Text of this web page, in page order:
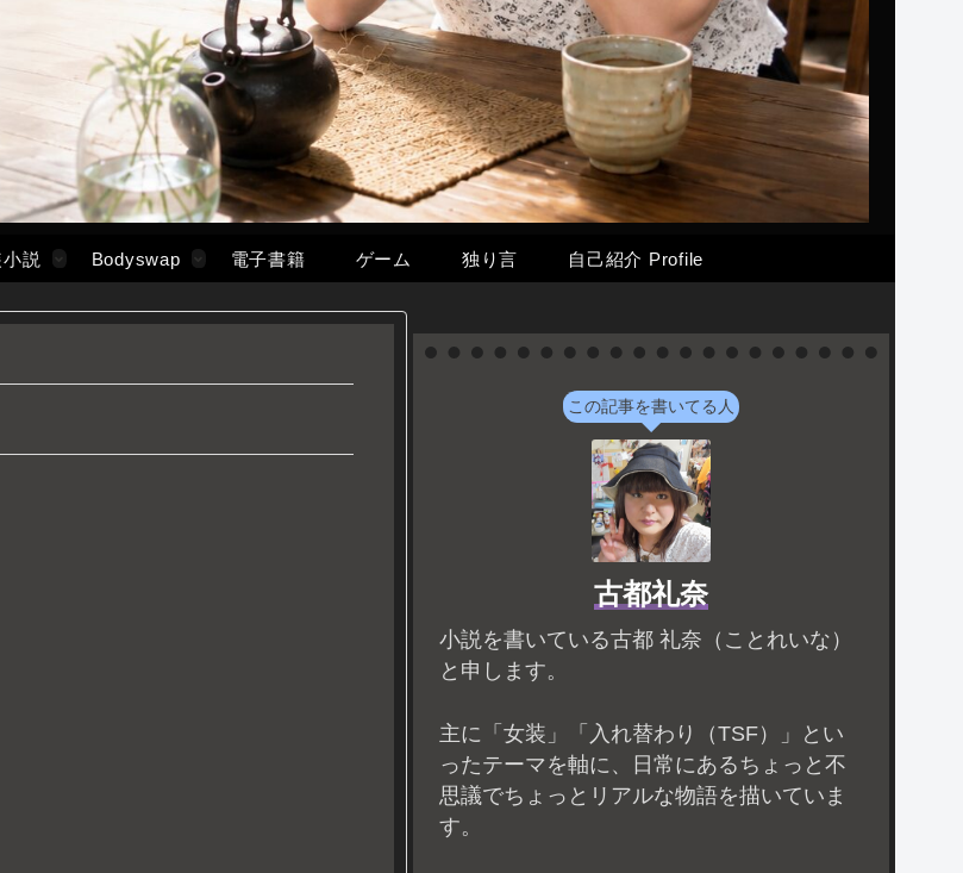
説 Bodyswap 電子書籍 ゲーム 独り言 自己紹介 Profile
この記事を書いてる人
古都礼奈
小説を書いている古都 礼奈（ことれいな）
と申します。
主に「女装」「入れ替わり（TSF）」とい
ったテーマを軸に、日常にあるちょっと不
思議でちょっとリアルな物語を描いていま
す。